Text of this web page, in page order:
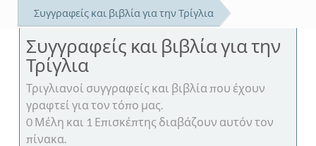
Συγγραφείς και βιβλία για την Τρίγλια
Συγγραφείς και βιβλία για την
Τρίγλια
Τριγλιανοί συγγραφείς και βιβλία που έχουν
γραφτεί για τον τόπο μας.
0 Μέλη και 1 Επισκέπτης διαβάζουν αυτόν τον
πίνακα.